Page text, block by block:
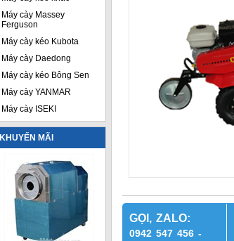
Máy cày Massey
Ferguson
Máy cày kéo Kubota
Máy cày Daedong
Máy cày kéo Bông Sen
Máy cày YANMAR
Máy cày ISEKI
KHUYẾN MÃI
GỌI, ZALO:
0942 547 456 -